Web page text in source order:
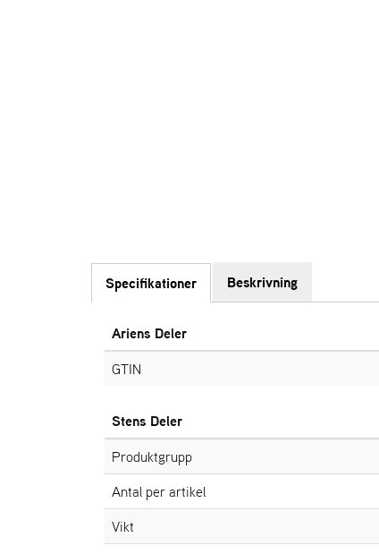
Specifikationer Beskrivning
Ariens Deler
GTIN
Stens Deler
Produktgrupp
Antal per artikel
Vikt